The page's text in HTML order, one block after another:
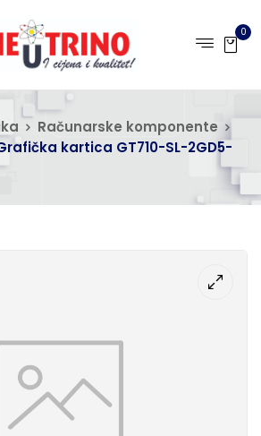
0
Računarske komponente
kartica GT710-SL-2GD5-